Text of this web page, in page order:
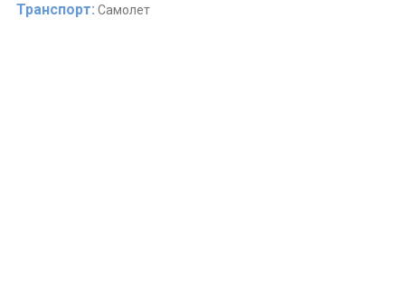
Египет
Транспорт: Самолет